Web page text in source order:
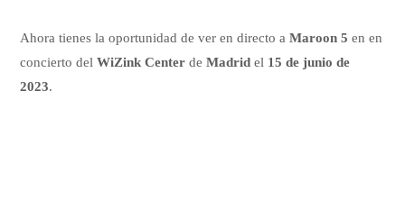
Ahora tienes la oportunidad de ver en directo aMaroon 5en en
concierto delWiZink Center deMadrid el 15 de junio de
2023.